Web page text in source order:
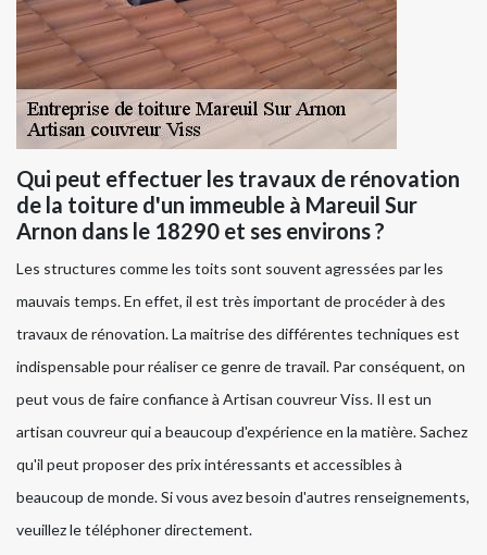
Qui peut effectuer les travaux de rénovation
de la toiture d'un immeuble à Mareuil Sur
Arnon dans le 18290 et ses environs ?
Les structures comme les toits sont souvent agressées par les
mauvais temps. En effet, il est très important de procéder à des
travaux de rénovation. La maitrise des différentes techniques est
indispensable pour réaliser ce genre de travail. Par conséquent, on
peut vous de faire confiance à Artisan couvreur Viss. Il est un
artisan couvreur qui a beaucoup d'expérience en la matière. Sachez
qu'il peut proposer des prix intéressants et accessibles à
beaucoup de monde. Si vous avez besoin d'autres renseignements,
veuillez le téléphoner directement.